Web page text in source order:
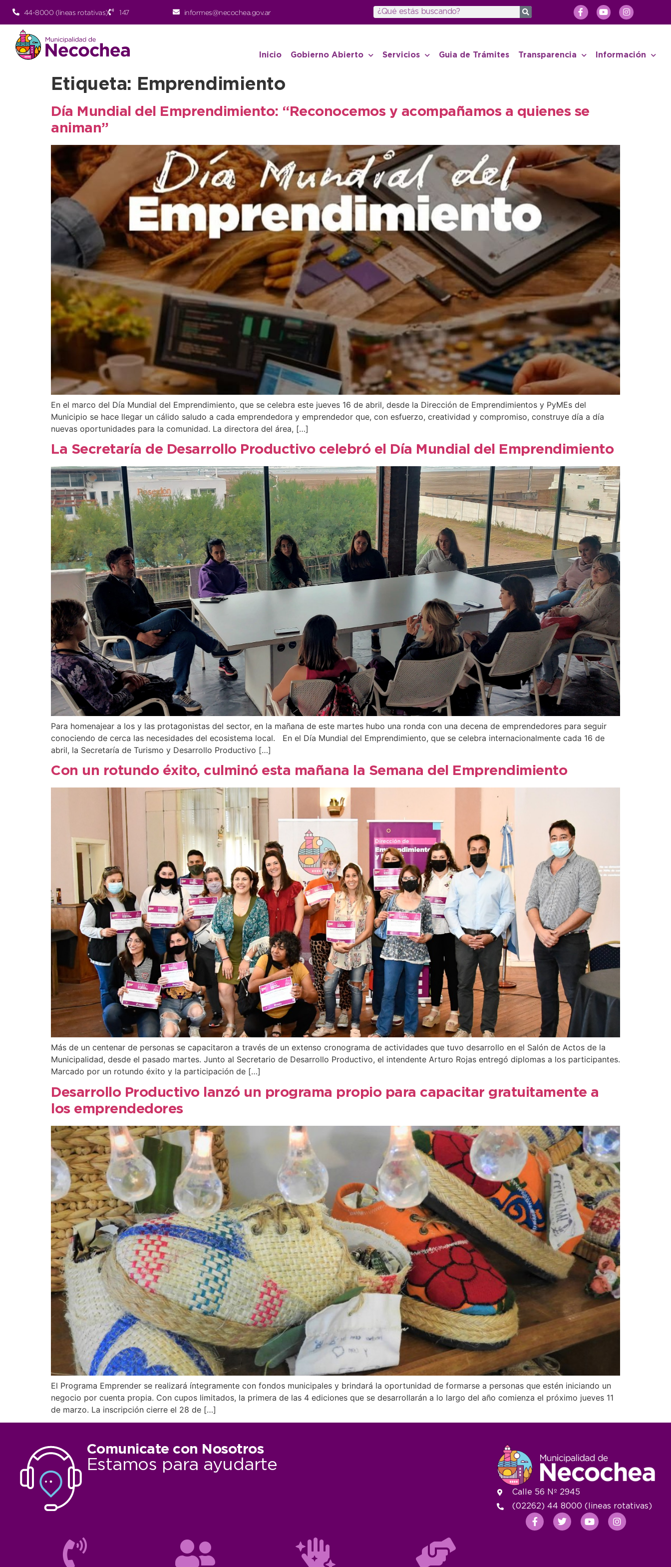
44-8000 (lineas rotativas) 147 informes@necochea.gov.ar
Inicio Gobierno Abierto Servicios Guia de Trámites Transparencia Información
Etiqueta: Emprendimiento
Día Mundial del Emprendimiento: “Reconocemos y acompañamos a quienes se
animan”
En el marco del Día Mundial del Emprendimiento, que se celebra este jueves 16 de abril, desde la Dirección de Emprendimientos y PyMEs del
Municipio se hace llegar un cálido saludo a cada emprendedora y emprendedor que, con esfuerzo, creatividad y compromiso, construye día a día
nuevas oportunidades para la comunidad. La directora del área, […]
La Secretaría de Desarrollo Productivo celebró el Día Mundial del Emprendimiento
Para homenajear a los y las protagonistas del sector, en la mañana de este martes hubo una ronda con una decena de emprendedores para seguir
conociendo de cerca las necesidades del ecosistema local. En el Día Mundial del Emprendimiento, que se celebra internacionalmente cada 16 de
abril, la Secretaría de Turismo y Desarrollo Productivo […]
Con un rotundo éxito, culminó esta mañana la Semana del Emprendimiento
Más de un centenar de personas se capacitaron a través de un extenso cronograma de actividades que tuvo desarrollo en el Salón de Actos de la
Municipalidad, desde el pasado martes. Junto al Secretario de Desarrollo Productivo, el intendente Arturo Rojas entregó diplomas a los participantes.
Marcado por un rotundo éxito y la participación de […]
Desarrollo Productivo lanzó un programa propio para capacitar gratuitamente a
los emprendedores
El Programa Emprender se realizará íntegramente con fondos municipales y brindará la oportunidad de formarse a personas que estén iniciando un
negocio por cuenta propia. Con cupos limitados, la primera de las 4 ediciones que se desarrollarán a lo largo del año comienza el próximo jueves 11
de marzo. La inscripción cierre el 28 de […]
Comunicate con Nosotros
Estamos para ayudarte
Calle 56 Nº 2945
(02262) 44 8000 (lineas rotativas)